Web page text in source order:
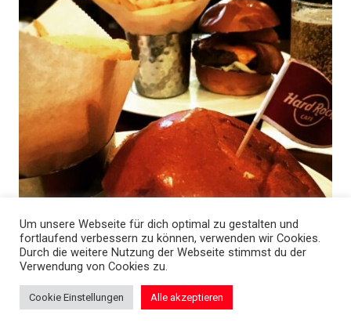
Um unsere Webseite für dich optimal zu gestalten und
fortlaufend verbessern zu können, verwenden wir Cookies.
Durch die weitere Nutzung der Webseite stimmst du der
Verwendung von Cookies zu.
Cookie Einstellungen Alle akzeptieren